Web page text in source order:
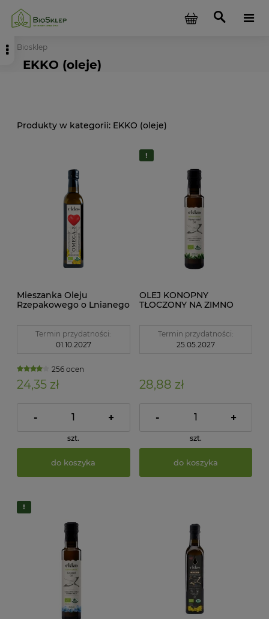
Biosklep
EKKO (oleje)
EKKO (oleje)
Mieszanka Oleju
Rzepakowego o Lnianego
Termin przydatności:
01.10.2027
256 ocen
24,35 zł
- +
szt.
do koszyka
OLEJ KONOPNY
TŁOCZONY NA ZIMNO
Termin przydatności:
25.05.2027
28,88 zł
- +
szt.
do koszyka